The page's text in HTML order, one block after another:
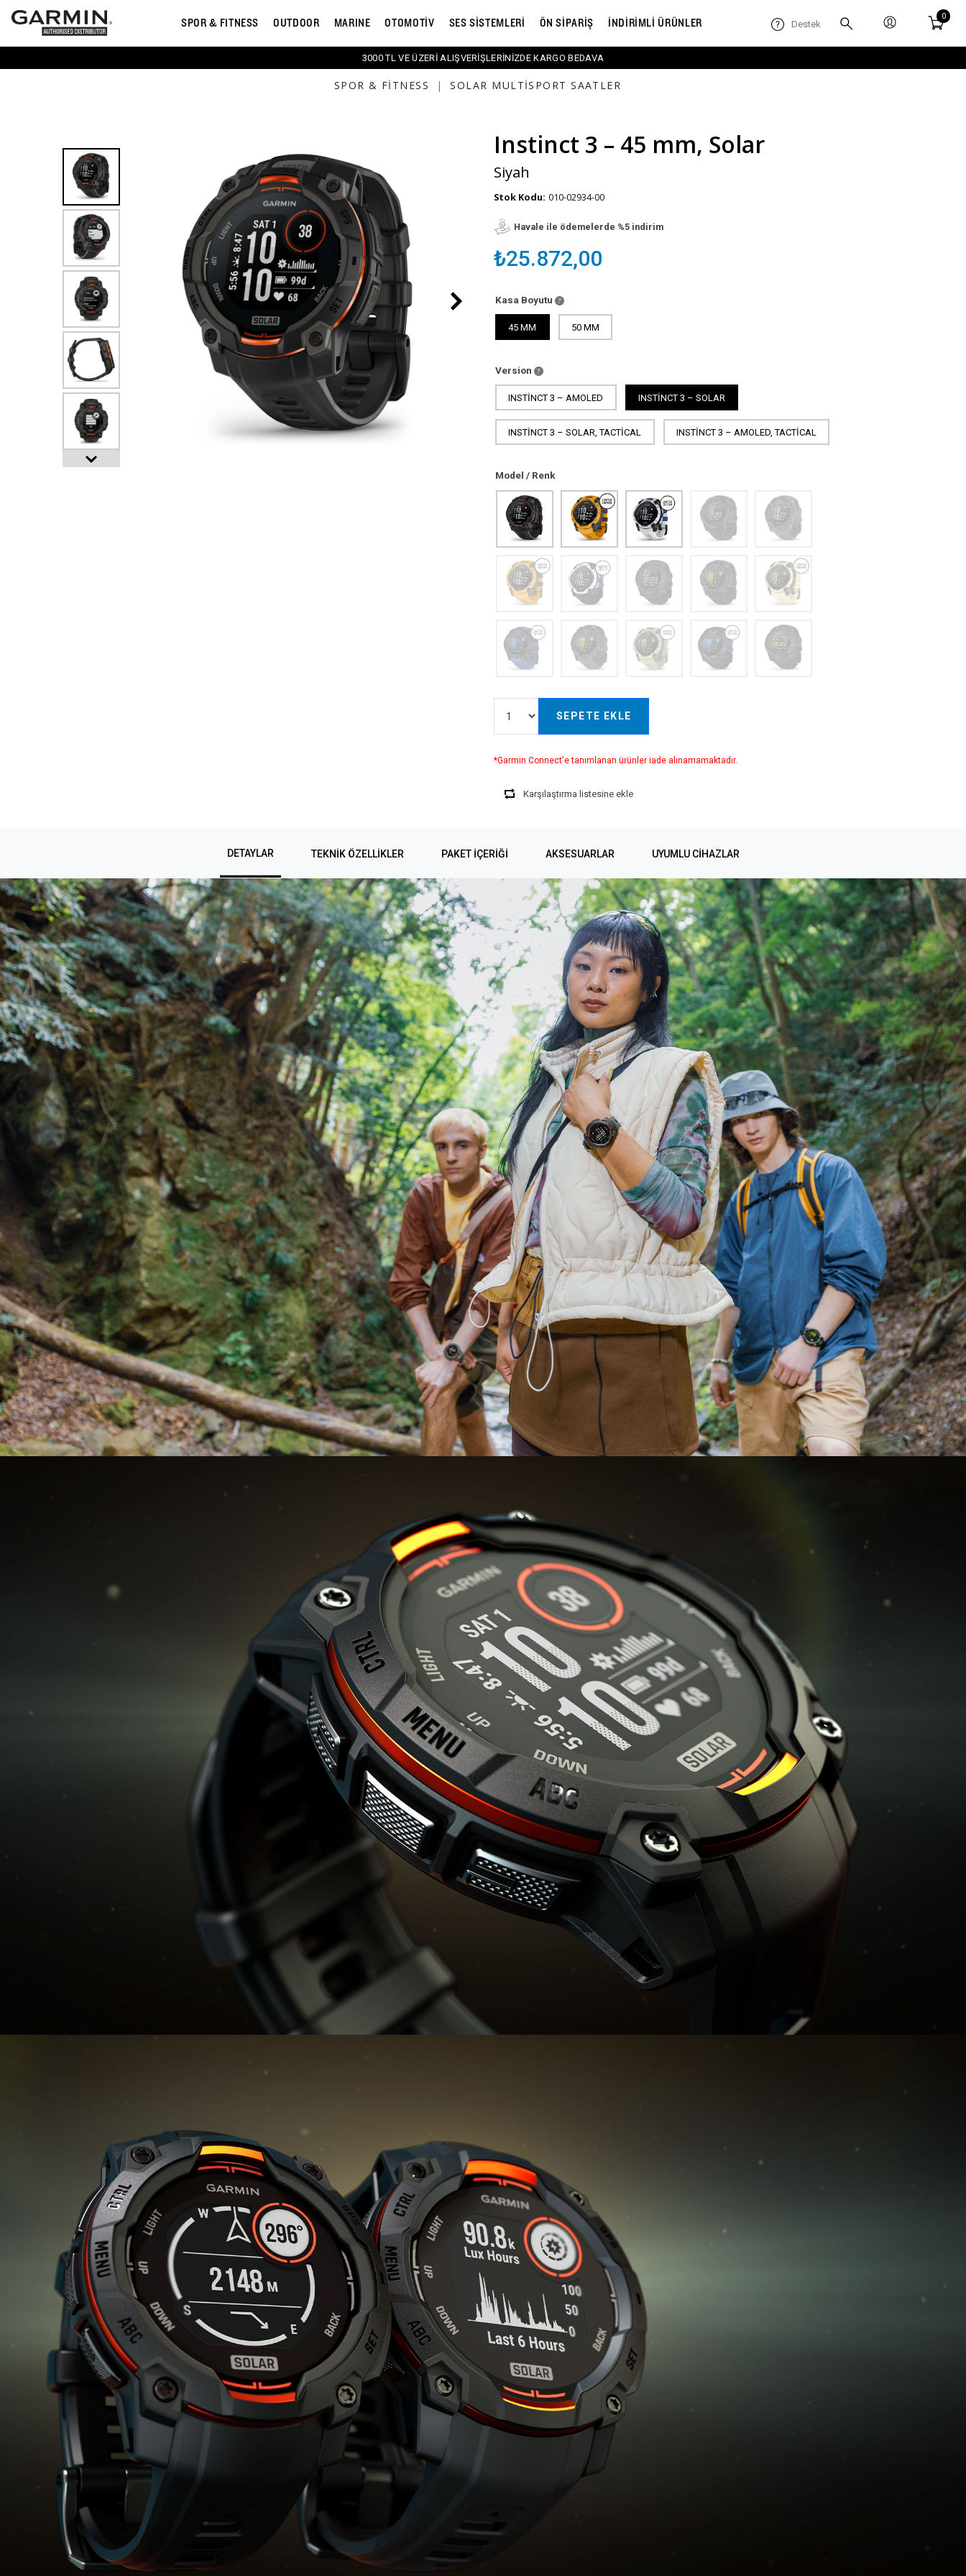
SPOR & FITNESS OUTDOOR MARINE OTOMOTİV SES SİSTEMLERİ ÖN SİPARİŞ İNDİRİMLİ ÜRÜNLER Destek
0
3000 TL VE ÜZERİ ALIŞVERİŞLERİNİZDE KARGO BEDAVA
SPOR & FITNESS | SOLAR MULTISPORT SAATLER
Instinct 3 – 45 mm, Solar
Siyah
Stok Kodu: 010-02934-00
Havale ile ödemelerde %5 indirim
₺25.872,00
Kasa Boyutu
45 MM 50 MM
Version
INSTINCT 3 – AMOLED INSTINCT 3 – SOLAR
INSTINCT 3 – SOLAR, TACTICAL INSTINCT 3 – AMOLED, TACTICAL
Model / Renk
SEPETE EKLE
*Garmin Connect'e tanımlanan ürünler iade alınamamaktadır.
Karşılaştırma listesine ekle
DETAYLAR TEKNIK ÖZELLIKLER PAKET İÇERİĞİ AKSESUARLAR UYUMLU CIHAZLAR